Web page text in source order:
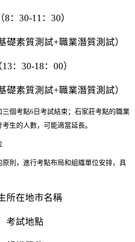
8： 30-11： 30）
礎素質測試+職業潛質測試）
13： 30-18： 00）
礎素質測試+職業潛質測試）
個考點6日考試結束；石家莊考點的職業
生的人數，可能適當延長。
則，進行考點布局和組織單位安排，具
所在地市名稱
考試地點